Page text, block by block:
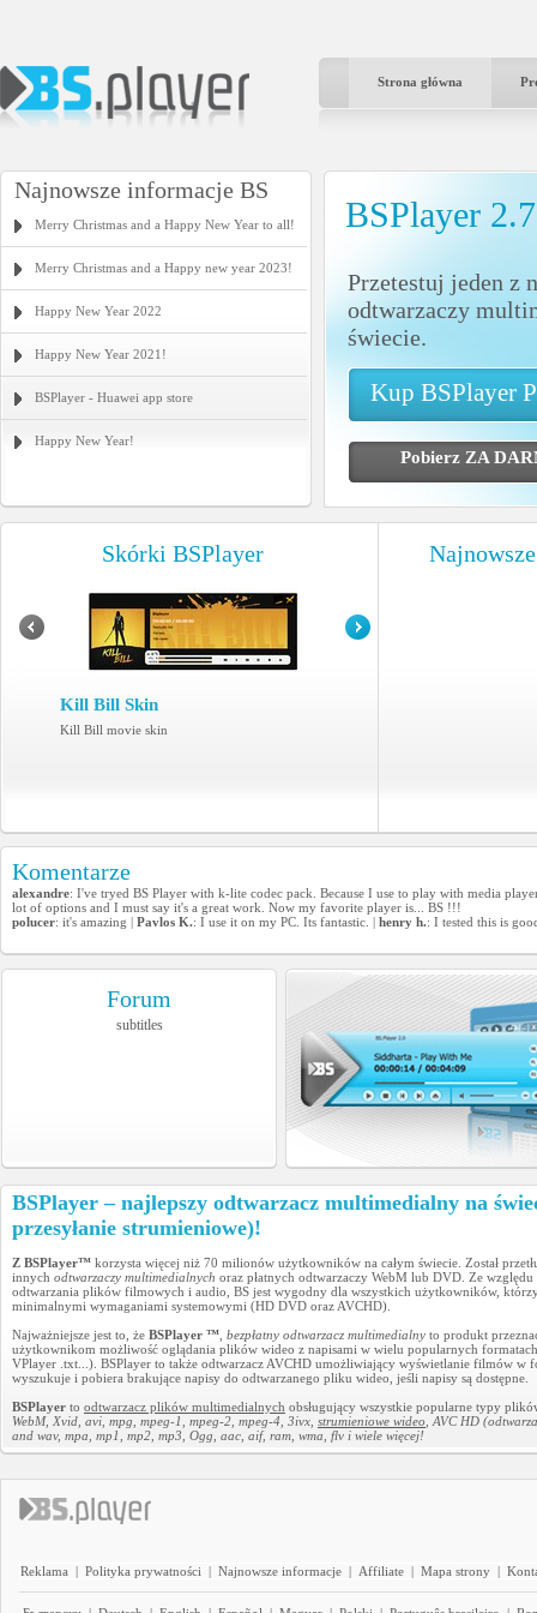
Strona główna
Najnowsze informacje BS
Merry Christmas and a Happy New Year to all!
Merry Christmas and a Happy new year 2023!
Happy New Year 2022
Happy New Year 2021!
BSPlayer - Huawei app store
Happy New Year!
BSPlayer
Przetestuj jeden z
odtwarzaczy
świecie.
Kup BSPlayer
Pobierz ZA
Skórki BSPlayer
Kill Bill Skin
Kill Bill movie skin
Komentarze
alexandre: I've tryed BS Player with k-lite codec pack. Because I use to play with media
lot of options and I must say it's a great work. Now my favorite player is... BS !!!
polucer: it's amazing | Pavlos K.: I use it on my PC. Its fantastic. | henry h.: I tested this is
Forum
subtitles
BSPlayer – najlepszy odtwarzacz multimedialny na
przesyłanie strumieniowe)!
Z BSPlayer™ korzysta więcej niż 70 milionów użytkowników na całym świecie. Został
innych odtwarzaczy multimedialnych oraz płatnych odtwarzaczy WebM lub DVD. Ze
odtwarzania plików filmowych i audio, BS jest wygodny dla wszystkich użytkowników,
minimalnymi wymaganiami systemowymi (HD DVD oraz AVCHD).
Najważniejsze jest to, że BSPlayer ™ bezpłatny odtwarzacz multimedialny to produkt
użytkownikom możliwość oglądania plików wideo z napisami w wielu popularnych
VPlayer .txt...). BSPlayer to także odtwarzacz AVCHD umożliwiający wyświetlanie filmów
wyszukuje i pobiera brakujące napisy do odtwarzanego pliku wideo, jeśli napisy są dostępne.
BSPlayer to odtwarzacz plików multimedialnych obsługujący wszystkie popularne typy
WebM, Xvid, avi, mpg, mpeg-1, mpeg-2, mpeg-4, 3ivx, strumieniowe wideo , AVC HD
and wav, mpa, mp1, mp2, mp3, Ogg, aac, aif, ram, wma, flv i wiele więcej!
Reklama | Polityka prywatności | Najnowsze informacje | Affiliate | Mapa strony |